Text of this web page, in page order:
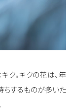
ク。キクの花は、年
ちするものが多いた